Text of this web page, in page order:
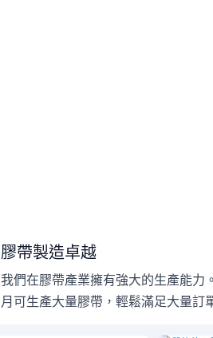
膠帶製造卓越
我們在膠帶產業擁有強大的生產能力
月可生產大量膠帶，輕鬆滿足大量訂